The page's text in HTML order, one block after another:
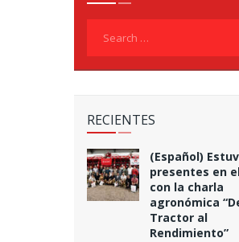
RECIENTES
(Español)
presentes en
con la charla
agronómica
Tractor al
Rendimiento”